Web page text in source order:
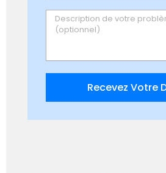
Message
Recevez Votre